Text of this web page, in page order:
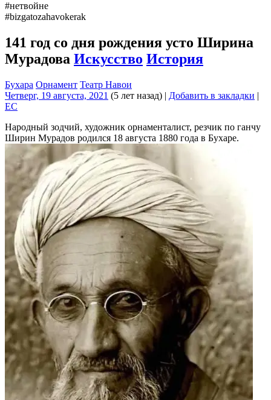
#нетвойне
#bizgatozahavokerak
141 год со дня рождения усто Ширина
Мурадова Искусство История
Бухара Орнамент Театр Навои
Четверг, 19 августа, 2021 (5 лет назад) | Добавить в закладки |
EC
Народный зодчий, художник орнаменталист, резчик по ганчу
Ширин Мурадов родился 18 августа 1880 года в Бухаре.